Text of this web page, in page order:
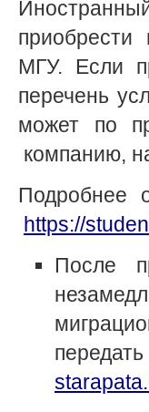
приобрести
МГУ. Если
перечень
может по
компанию,
Подробнее
https://
После